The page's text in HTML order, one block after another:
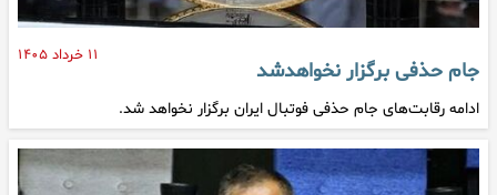
۱۱ خرداد ۱۴۰۵
جام حذفی برگزار نخواهدشد
ادامه رقابت‌های جام حذفی فوتبال ایران برگزار نخواهد شد.